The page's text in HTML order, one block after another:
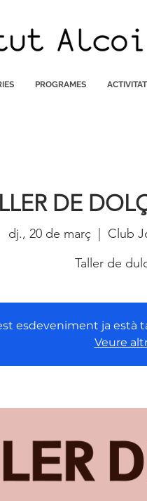
PROGRAMES
DE
dj., 20 de març
  |
Club
Taller de
esdeveniment ja està
Veure